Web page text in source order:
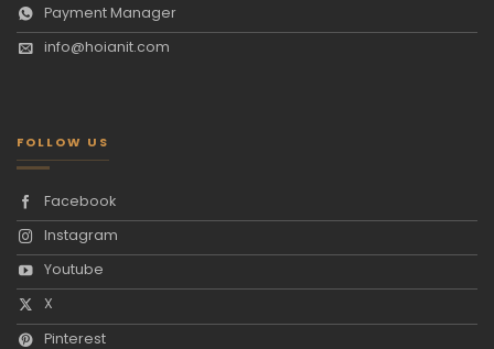
Payment Manager
info@hoianit.com
FOLLOW US
Facebook
Instagram
Youtube
X
Pinterest